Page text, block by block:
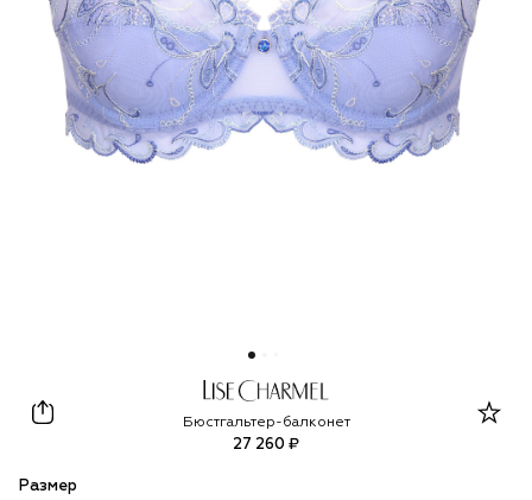
Lise Charmel
Бюстгальтер-балконет
27 260 ₽
Размер